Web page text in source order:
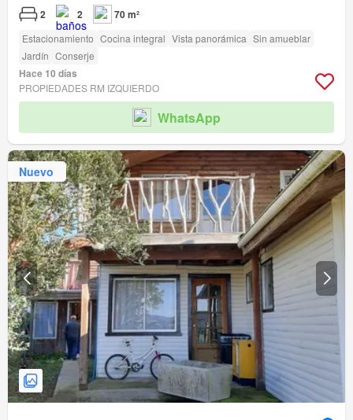
2 2 70 m²
Estacionamiento Cocina integral Vista panorámica Sin amueblar
Jardín Conserje
Hace 10 días
PROPIEDADES RM IZQUIERDO
WhatsApp
Nuevo